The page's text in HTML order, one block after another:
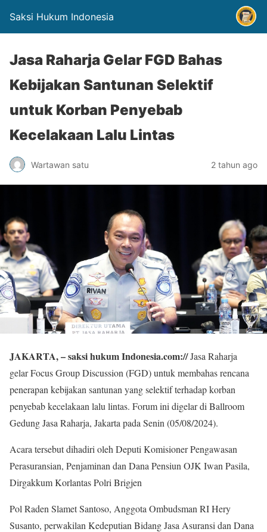
Saksi Hukum Indonesia
Jasa Raharja Gelar FGD Bahas
Kebijakan Santunan Selektif
untuk Korban Penyebab
Kecelakaan Lalu Lintas
Wartawan satu 2 tahun ago
JAKARTA, – saksi hukum Indonesia.com://Jasa Raharja
gelar Focus Group Discussion (FGD) untuk membahas rencana
penerapan kebijakan santunan yang selektif terhadap korban
penyebab kecelakaan lalu lintas. Forum ini digelar di Ballroom
Gedung Jasa Raharja, Jakarta pada Senin (05/08/2024).
Acara tersebut dihadiri oleh Deputi Komisioner Pengawasan
Perasuransian, Penjaminan dan Dana Pensiun OJK Iwan Pasila,
Dirgakkum Korlantas Polri Brigjen
Pol Raden Slamet Santoso, Anggota Ombudsman RI Hery
Susanto, perwakilan Kedeputian Bidang Jasa Asuransi dan Dana